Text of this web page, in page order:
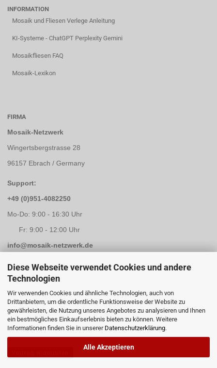
Diese Webseite verwendet Cookies und andere
Technologien
Wir verwenden Cookies und ähnliche Technologien, auch von
Drittanbietern, um die ordentliche Funktionsweise der Website zu
gewährleisten, die Nutzung unseres Angebotes zu analysieren und Ihnen
ein bestmögliches Einkaufserlebnis bieten zu können. Weitere
Informationen finden Sie in unserer Datenschutzerklärung.
Alle Akzeptieren
INFORMATION
Mosaik und Fliesen Verlege Anleitung
KI-Systeme - ChatGPT Perplexity Gemini
Mosaikfliesen FAQ
Mosaik-Lexikon
FIRMA
Mosaik-Netzwerk
Wingertsbergstrasse 28
96157 Ebrach / Germany
Support:
+49 (0)951-4082250
Mo-Do: 9:00 - 16:30 Uhr
Fr: 9:00 - 12:00 Uhr
info@mosaik-netzwerk.de
Retouren Adresse:
Mosaik-Netzwerk
Kapellenstrasse 3
96117 Memmelsdorf / Lichteneiche